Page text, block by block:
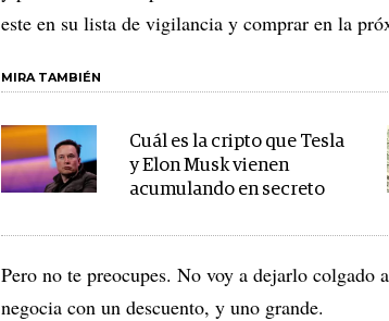
este en su lista de vigilancia y comprar en la
MIRA TAMBIÉN
Cuál es la cripto que Tesla
y Elon Musk vienen
acumulando en secreto
Pero no te preocupes. No voy a dejarlo colgado
negocia con un descuento, y uno grande.